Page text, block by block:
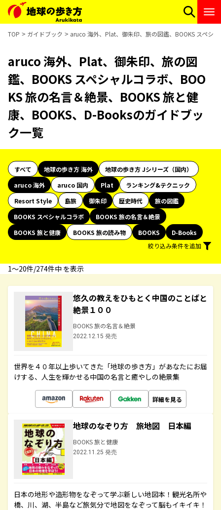
TOP ガイドブック aruco 海外、Plat、御朱印、旅の図鑑、BOOKS スペシ
aruco 海外、Plat、御朱印、旅の図
鑑、BOOKS スペシャルコラボ、BOO
KS 旅の名言＆絶景、BOOKS 旅と健
康、BOOKS、D-Booksのガイドブッ
ク一覧
すべて 地球の歩き方 海外
地球の歩き方 Jシリーズ（国内）
aruco 海外
aruco 国内 Plat
ランキング&テクニック
Resort Style
島旅 御朱印 歴史時代
旅の図鑑
BOOKS スペシャルコラボ
BOOKS 旅の名言＆絶景
BOOKS 旅と健康
BOOKS 旅の読み物 BOOKS
D-Books
絞り込み条件を追加
1〜20件/274件中 を表示
悠久の教えをひもとく中国のことばと
絶景１００
BOOKS 旅の名言＆絶景
2022.12.15 発売
世界を４０年以上歩いてきた「地球の歩き方」があなたにお届
けする、人生を輝かせる中国の名言と癒やしの絶景集
詳細を見る
地球のなぞり方 旅地図 日本編
BOOKS 旅と健康
2022.11.25 発売
日本の地形や造形物をなぞって学ぶ新しい地図本！観光名所や
橋、川、湖、半島など旅気分で地図をなぞって脳もイキイキ！